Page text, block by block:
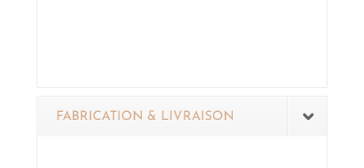
FABRICATION & LIVRAISON